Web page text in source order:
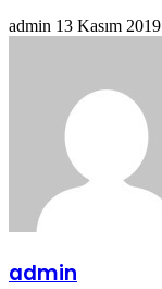
admin Bir
13 Kasım 2019
admin